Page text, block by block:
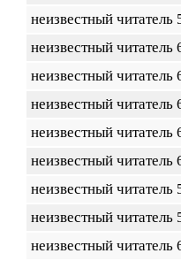
неизвестный читатель
неизвестный читатель
неизвестный читатель
неизвестный читатель
неизвестный читатель
неизвестный читатель
неизвестный читатель
неизвестный читатель
неизвестный читатель